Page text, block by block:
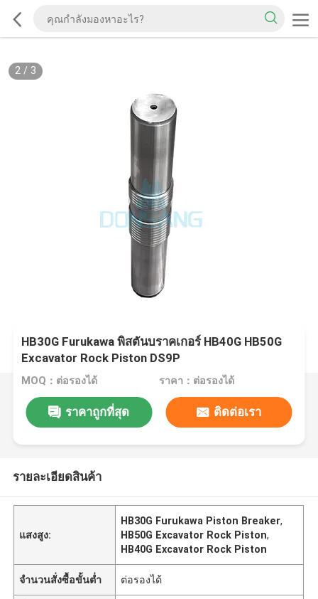
2/ 3
HB30G Furukawa พิสตันบราคเกอร์ HB40G HB50G
Excavator Rock Piston DS9P
MOQ：ต่อรองได้ ราคา：ต่อรองได้
ราคาถูกที่สุด ติดต่อเรา
รายละเอียดสินค้า
แสงสูง:
HB30G Furukawa Piston Breaker,
HB50G Excavator Rock Piston,
HB40G Excavator Rock Piston
จำนวนสั่งซื้อขั้นต่ำ ต่อรองได้